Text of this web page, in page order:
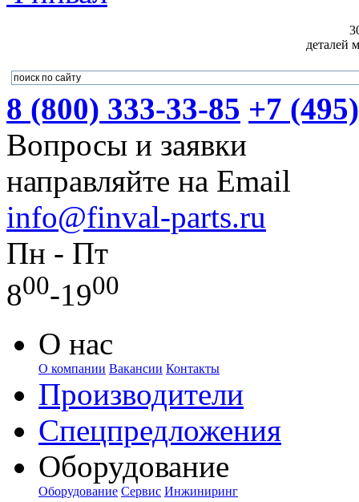
деталей
8 (800) 333-33-85 +7
Вопросы и заявки
направляйте на Email
info@finval-parts.ru
Пн - Пт
800-1900
О нас
О компании Вакансии Контакты
Производители
Спецпредложения
Оборудование
Оборудование Сервис Инжиниринг